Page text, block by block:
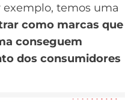
temos uma
como marcas que
conseguem
dos consumidores